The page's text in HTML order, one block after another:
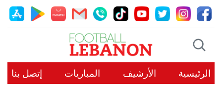
الرئيسية الأرشيف المباريات إتصل بنا